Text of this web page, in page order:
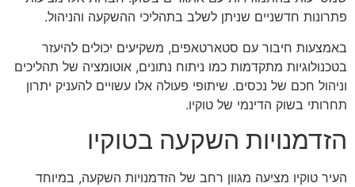
פתרונות חדשניים שניתן לשלב בתהליכי ההשקעה והניהול.
באמצעות חיבור עם סטארטאפים, משקיעים יכולים להיעזר
בטכנולוגיות מתקדמות כמו ניתוח נתונים, אוטומציה של תהליכים
וניהול חכם של נכסים. שיתופי פעולה אלו עשויים להעניק יתרון
תחרותי בשוק הדינמי של טוקיו.
הזדמנויות השקעה בטוקיו
העיר טוקיו מציעה מגוון רחב של הזדמנויות השקעה, במיוחד